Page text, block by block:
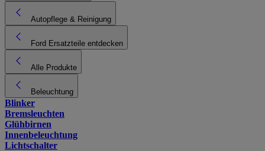
Autopflege & Reinigung
Ford Ersatzteile entdecken
Alle Produkte
Beleuchtung
Blinker
Bremsleuchten
Glühbirnen
Innenbeleuchtung
Lichtschalter